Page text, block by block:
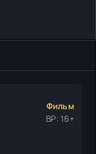
Фильм
ВР: 16+